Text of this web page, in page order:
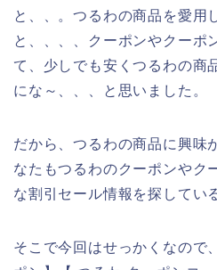
と、、。つるわの商品を愛用
と、、、、クーポンやクーポ
て、少しでも安くつるわの商
にな～、、、と思いました。
だから、つるわの商品に興味
なたもつるわのクーポンやク
な割引セール情報を探してい
そこで今回はせっかくなので